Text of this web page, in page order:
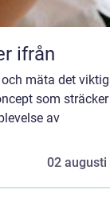
ifrån
mäta det
som
av
02 augusti